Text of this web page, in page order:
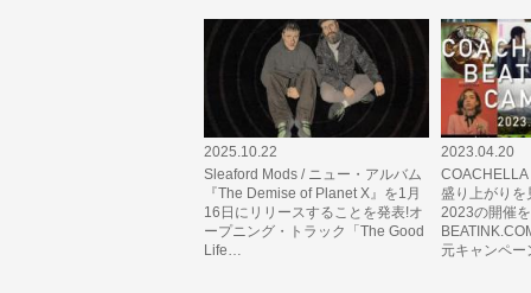
2025.10.22
Sleaford Mods / ニュー・アルバム
『The Demise of Planet X』を1月
16日にリリースすることを発表!オ
ープニング・トラック「The Good
Life…
2023.04.20
COACHELLA
盛り上がりを
2023の開催
元キャンペー